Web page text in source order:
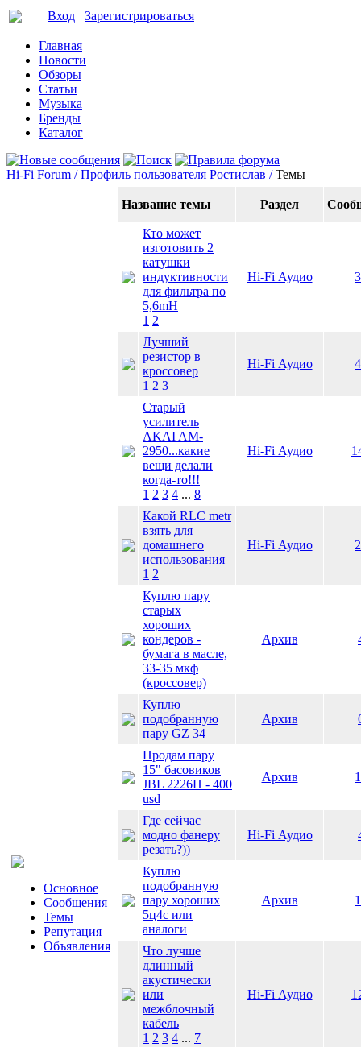
Вход Зарегистрироваться
Главная
Новости
Обзоры
Статьи
Музыка
Бренды
Каталог
Hi-Fi Forum / Профиль пользователя Ростислав / Темы
Основное
Сообщения
Темы
Репутация
Объявления
Название темы Раздел
Кто может
изготовить 2
катушки
индуктивности
для фильтра по
5,6mH
1 2
Hi-Fi Аудио
Лучший
резистор в
кроссовер
1 2 3
Hi-Fi Аудио
Старый
усилитель
AKAI AM-
2950...какие
вещи делали
когда-то!!!
1 2 3 4 ... 8
Hi-Fi Аудио
Какой RLC metr
взять для
домашнего
использования
1 2
Hi-Fi Аудио
Куплю пару
старых
хороших
кондеров -
бумага в масле,
33-35 мкф
(кроссовер)
Архив
Куплю
подобранную
пару GZ 34
Архив
Продам пару
15" басовиков
JBL 2226H - 400
usd
Архив
Где сейчас
модно фанеру
резать?))
Hi-Fi Аудио
Куплю
подобранную
пару хороших
5ц4с или
аналоги
Архив
Что лучше
длинный
акустически
или
межблочный
кабель
1 2 3 4 ... 7
Hi-Fi Аудио